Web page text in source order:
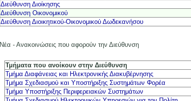
Διεύθυνση Διοίκησης
Διεύθυνση Οικονομικού
Διεύθυνση Διοικητικού-Οικονομικού Δωδεκανήσου
Νέα - Ανακοινώσεις που αφορούν την Διεύθυνση
Τμήματα που ανοίκουν στην Διεύθυνση
Τμήμα Διαφάνειας και Ηλεκτρονικής Διακυβέρνησης
Τμήμα Σχεδιασμού και Υποστήριξης Συστημάτων Φορέα
Τμήμα Υποστήριξης Περιφερειακών Συστημάτων